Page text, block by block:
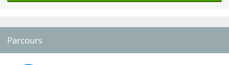
Parcours